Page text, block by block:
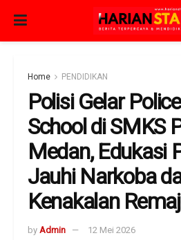
Home PENDIDIKAN
Polisi Gelar
School di SMKS
Medan, Edukasi
Jauhi Narkoba
Kenakalan
by Admin 12 Mei 2026